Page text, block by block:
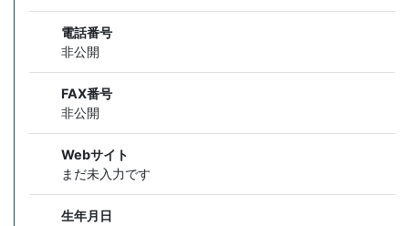
電話番号
非公開
FAX番号
非公開
Webサイト
まだ未入力です
生年月日